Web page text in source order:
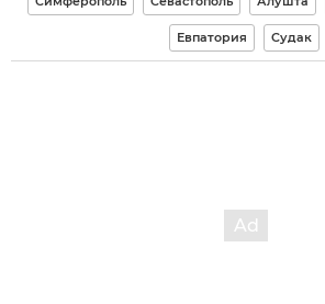
Евпатория Судак